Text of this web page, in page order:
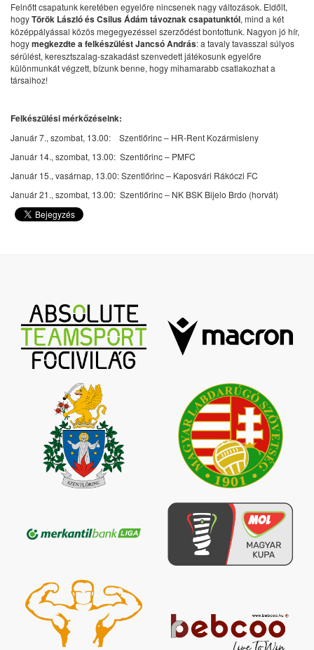
Felnőtt csapatunk keretében egyelőre nincsenek nagy változások. Eldőlt,
hogyTörök László és Csilus Ádám távoznak csapatunktól, mind a két
középpályással közös megegyezéssel szerződést bontottunk. Nagyon jó hír,
hogymegkezdte a felkészülést Jancsó András: a tavaly tavasszal súlyos
sérülést, keresztszalag-szakadást szenvedett játékosunk egyelőre
különmunkát végzett, bízunk benne, hogy mihamarabb csatlakozhat a
társaihoz!
Felkészülési mérkőzéseink:
Január 7., szombat, 13.00: Szentlőrinc – HR-Rent Kozármisleny
Január 14., szombat, 13.00: Szentlőrinc – PMFC
Január 15., vasárnap, 13.00: Szentlőrinc – Kaposvári Rákóczi FC
Január 21., szombat, 13.00: Szentlőrinc – NK BSK Bijelo Brdo (horvát)